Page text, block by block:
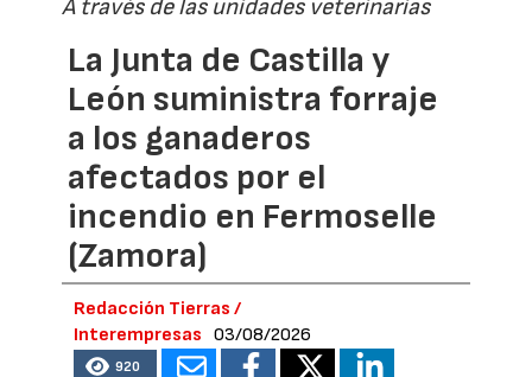
A través de las unidades veterinarias
La Junta de Castilla y
León suministra forraje
a los ganaderos
afectados por el
incendio en Fermoselle
(Zamora)
Redacción Tierras /
Interempresas
03/08/2026
920